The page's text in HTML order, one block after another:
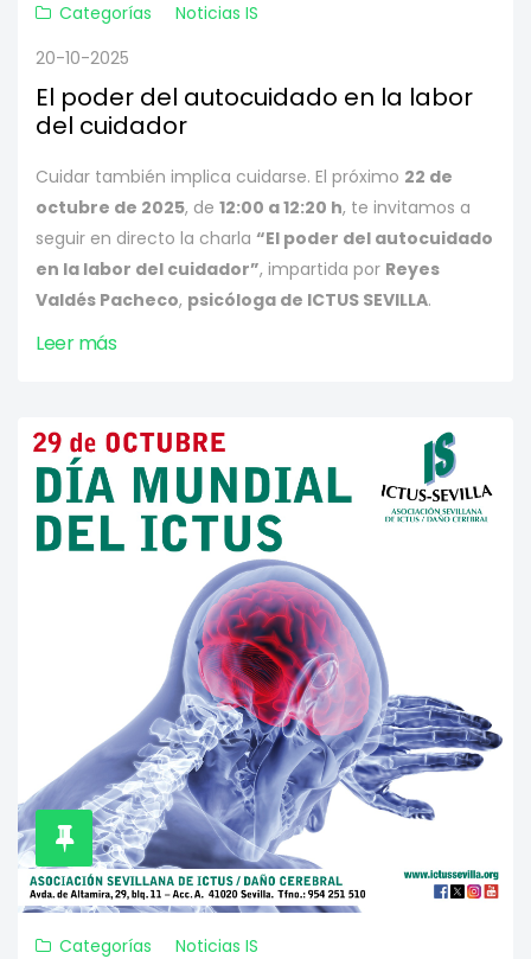
Categorías
Noticias IS
20-10-2025
El poder del autocuidado en la labor
del cuidador
Cuidar también implica cuidarse. El próximo 22 de
octubre de 2025, de 12:00 a 12:20 h, te invitamos a
seguir en directo la charla “El poder del autocuidado
en la labor del cuidador”, impartida por Reyes
Valdés Pacheco, psicóloga de ICTUS SEVILLA.
Leer más
Categorías
Noticias IS